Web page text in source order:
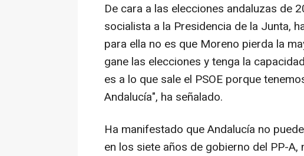
De cara a las elecciones andaluzas de
socialista a la Presidencia de la Junta,
para ella no es que Moreno pierda la
gane las elecciones y tenga la
es a lo que sale el PSOE porque
Andalucía", ha señalado.
Ha manifestado que Andalucía no
en los siete años de gobierno del PP-